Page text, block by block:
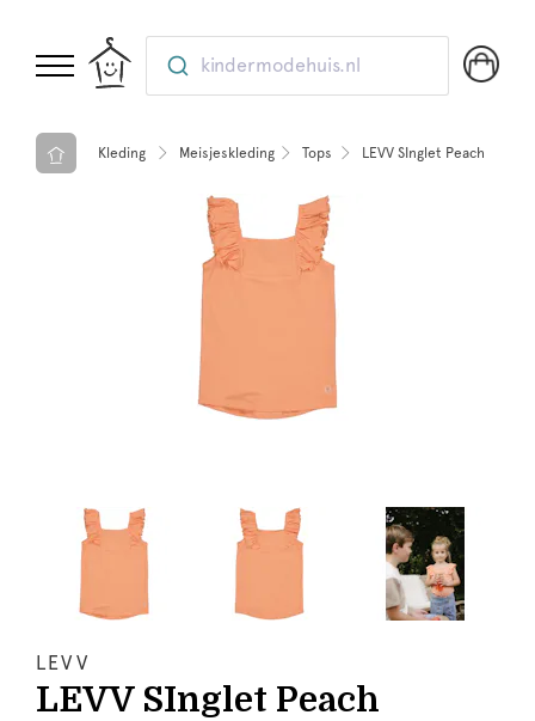
kindermodehuis.nl
Kleding Meisjeskleding Tops LEVV SInglet Peach
LEVV
LEVV SInglet Peach